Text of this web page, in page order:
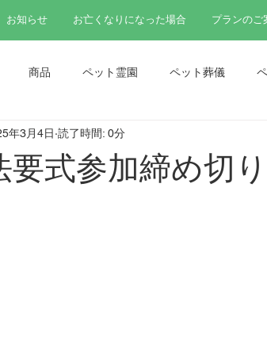
お知らせ お亡くなりになった場合 プランのご
商品 ペット霊園 ペット葬儀
ペット法要 ペット分骨
要式参加締め切
年3月4日 読了時間: 0分